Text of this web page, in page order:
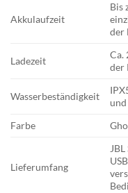
Akkulaufzeit
Bis
der
Ladezeit
Ca.
der
Wasserbeständigkeit
Farbe
Lieferumfang